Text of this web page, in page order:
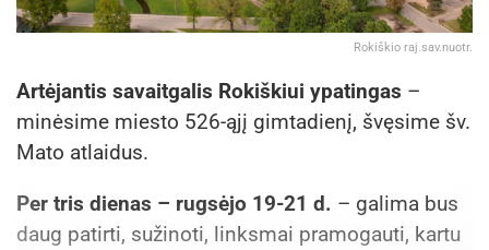
Rokiškio raj.sav.nuotr.
Artėjantis savaitgalis Rokiškiui ypatingas –
minėsime miesto 526-ąjį gimtadienį, švęsime šv.
Mato atlaidus.
Per tris dienas – rugsėjo 19-21 d. – galima bus
daug patirti, sužinoti, linksmai pramogauti, kartu